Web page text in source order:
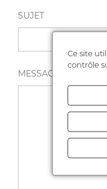
SUJET
MESSAGE *
Ce site
contrôle